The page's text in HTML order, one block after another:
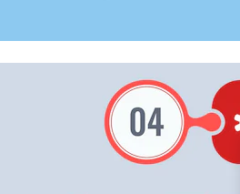
2026Freepik Company S.L.U.